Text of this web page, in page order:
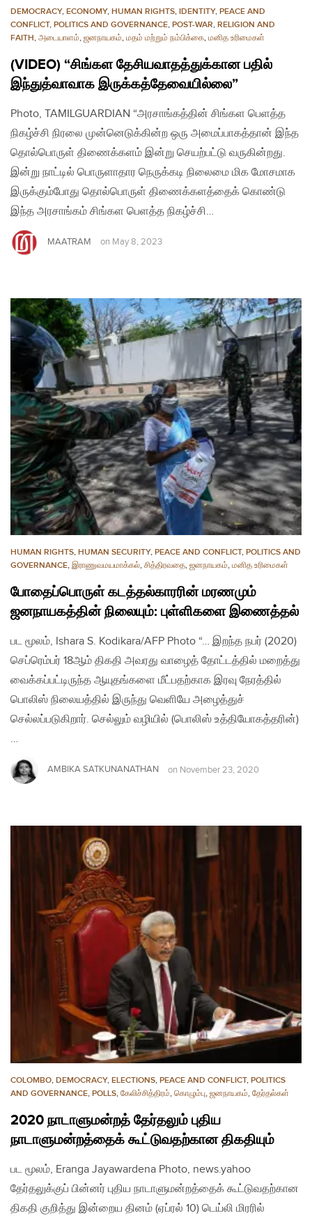
DEMOCRACY, ECONOMY, HUMAN RIGHTS, IDENTITY, PEACE AND
CONFLICT, POLITICS AND GOVERNANCE, POST-WAR, RELIGION AND
FAITH, அடையாளம், ஜனநாயகம், மதம் மற்றும் நம்பிக்கை, மனித உரிமைகள்
(VIDEO) “சிங்கள தேசியவாதத்துக்கான பதில்
இந்துத்வாவாக​ இருக்கத்தேவையில்லை”
Photo, TAMILGUARDIAN “அரசாங்கத்தின் சிங்கள பெளத்த
நிகழ்ச்சி நிரலை முன்னெடுக்கின்ற ஒரு அமைப்பாகத்தான் இந்த
தொல்பொருள் திணைக்களம் இன்று செயற்பட்டு வருகின்றது.
இன்று நாட்டில் பொருளாதார நெருக்கடி நிலைமை மிக மோசமாக
இருக்கும்போது தொல்பொருள் திணைக்களத்தைக் கொண்டு
இந்த அரசாங்கம் சிங்கள பெளத்த நிகழ்ச்சி…
MAATRAM on May 8, 2023
HUMAN RIGHTS, HUMAN SECURITY, PEACE AND CONFLICT, POLITICS AND
GOVERNANCE, இராணுவமயமாக்கல், சித்திரவதை, ஜனநாயகம், மனித உரிமைகள்
போதைப்பொருள் கடத்தல்காரரின் மரணமும்
ஜனநாயகத்தின் நிலையும்: புள்ளிகளை இணைத்தல்
பட மூலம், Ishara S. Kodikara/AFP Photo “… இறந்த நபர் (2020)
செப்ரெம்பர் 18ஆம் திகதி அவரது வாழைத் தோட்டத்தில் மறைத்து
வைக்கப்பட்டிருந்த ஆயுதங்களை மீட்பதற்காக இரவு நேரத்தில்
பொலிஸ் நிலையத்தில் இருந்து வெளியே அழைத்துச்
செல்லப்படுகிறார். செல்லும் வழியில் (பொலிஸ் உத்தியோகத்தரின்)
…
AMBIKA SATKUNANATHAN on November 23, 2020
COLOMBO, DEMOCRACY, ELECTIONS, PEACE AND CONFLICT, POLITICS
AND GOVERNANCE, POLLS, கேலிச்சித்திரம், கொழும்பு, ஜனநாயகம், தேர்தல்கள்
2020 நாடாளுமன்றத் தேர்தலும் புதிய
நாடாளுமன்றத்தைக் கூட்டுவதற்கான திகதியும்
பட மூலம், Eranga Jayawardena Photo, news.yahoo
தேர்தலுக்குப் பின்னர் புதிய நாடாளுமன்றத்தைக் கூட்டுவதற்கான
திகதி குறித்து இன்றைய தினம் (ஏப்ரல் 10) டெய்லி மிரரில்